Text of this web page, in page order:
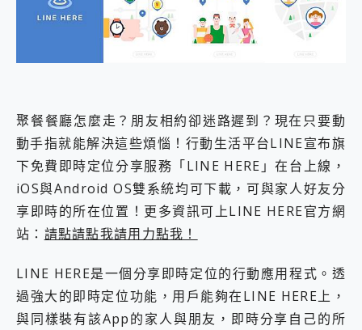
超好用的 PLAUD NotePin AI 智慧錄音膠囊~ 您的AI 秘書已上線 每月免費送你 300分鐘轉寫
COMPUTEX 2025 來囉！AGI亞奇雷 AI・Gaming・創作儲存方案登場，趕快來AGI亞奇雷挑戰任務抽 PS5！
自帶線的 有線無線都能充 ONPRO MagReact M5 10000mAh 5合1 磁吸無線急速行動電源 開箱 評測
飛利浦 JS7310 ⚡【電急便｜行動儲能救車電源】 可靠的旅行夥伴！帶給您優異的安全性與強大供電效能
是螢幕也是電視! 一機超多用途「MSI微星 Modern MD272UPSW 27型」 4K IPS 輕薄商用智慧聯網螢幕 開箱 評測
您的專屬AI 助手 Yoga Slim 7 Aura Edition 觸控AI筆電 開箱 評測
realme 14 Pro 超硬軍規、冰感變色實測，realme 14 5G 遊戲戰鬥值爆表，效能x娛樂全都要！
動靜皆宜「HUAWEI FreeArc」開放式耳掛耳機，無感配戴! 超穩超服貼，音質、通話也很優質
好玩好拍 vivo V50 ~ 口袋裡的 Zeiss 潮流攝影棚!
25種洗烘模式一機搞定! Roborock 衣莉莎白 H1 Neo分子篩洗脫烘 AI 滾筒洗衣機
給 MSI Claw 系列電競掌機 最完美的家 MSI Nest Docking Station 掌機專屬擴充底座 開箱 評測
聚餐餐廳怎麼走？朋友相約卻迷路遲到？現在只要動
動手指就能解決這些煩惱！行動生活平台LINE宣布旗
下免費即時定位分享服務「LINE HERE」在台上線，
iOS與Android OS雙系統均可下載，可與家人好友分
享即時的所在位置！更多資訊可上LINE HERE官方網
站： 請點請點我請用力點我！
LINE HERE是一個分享即時定位的行動應用程式。透
過強大的即時定位功能，用戶能夠在LINE HERE上，
與同樣裝有該App的家人與朋友，即時分享自己的所